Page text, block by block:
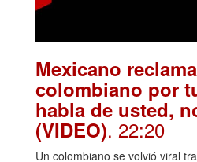
Mexicano
colombiano por
habla de usted,
(VIDEO). 22:20
Un colombiano se volvió viral